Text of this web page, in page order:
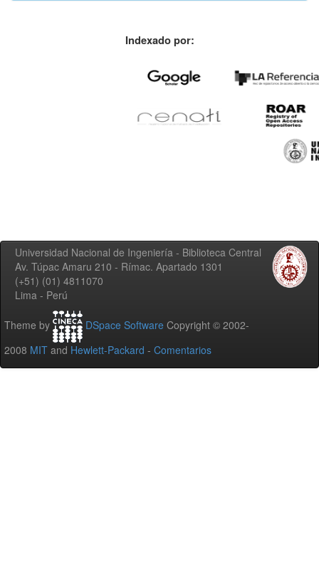
Indexado por:
Universidad Nacional de Ingeniería - Biblioteca Central
Av. Túpac Amaru 210 - Rímac. Apartado 1301
(+51) (01) 4811070
Lima - Perú
Theme by DSpace Software Copyright © 2002-
2008 MIT and Hewlett-Packard - Comentarios